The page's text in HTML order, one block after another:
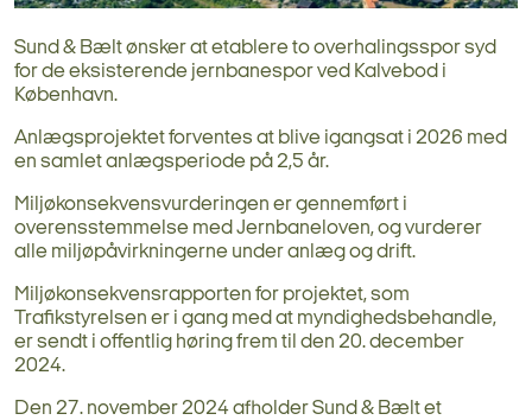
Sund & Bælt ønsker at etablere to overhalingsspor syd
for de eksisterende jernbanespor ved Kalvebod i
København.
Anlægsprojektet forventes at blive igangsat i 2026 med
en samlet anlægsperiode på 2,5 år.
Miljøkonsekvensvurderingen er gennemført i
overensstemmelse med Jernbaneloven, og vurderer
alle miljøpåvirkningerne under anlæg og drift.
Miljøkonsekvensrapporten for projektet, som
Trafikstyrelsen er i gang med at myndighedsbehandle,
er sendt i offentlig høring frem til den 20. december
2024.
Den 27. november 2024 afholder Sund & Bælt et